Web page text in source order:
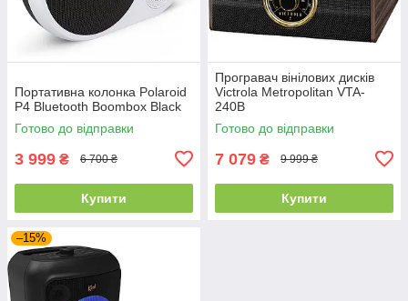
Портативна колонка Polaroid
P4 Bluetooth Boombox Black
Готово до відправки
3 999 ₴ 6 700 ₴
Купити
Програвач вінілових дисків
Victrola Metropolitan VTA-
240B
Готово до відправки
7 079 ₴ 9 999 ₴
Купити
–15%